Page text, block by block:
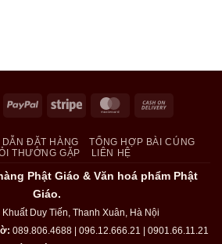
Visa PayPal Stripe MasterCard
Delivery
ĐẶT HÀNG
TỔNG HỢP BÀI CÚNG
THƯỜNG GẶP
LIÊN HỆ
Phật Giáo & Văn hoá phẩm Phật
Giáo.
Khuất Duy Tiến, Thanh Xuân, Hà Nội
089.806.4688 | 096.12.666.21 | 0901.66.11.21